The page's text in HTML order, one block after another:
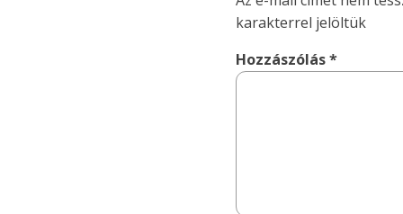
karakterrel jelöltük
Hozzászólás*